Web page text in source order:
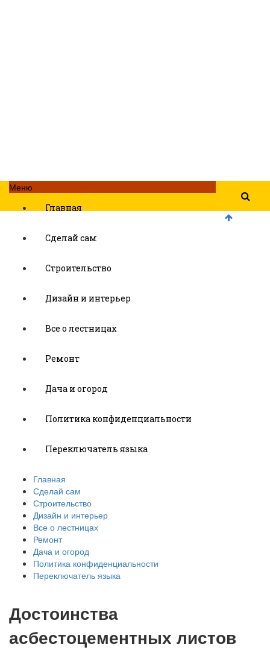
Меню
Главная
Сделай сам
Строительство
Дизайн и интерьер
Все о лестницах
Ремонт
Дача и огород
Политика конфиденциальности
Переключатель языка
Главная
Сделай сам
Строительство
Дизайн и интерьер
Все о лестницах
Ремонт
Дача и огород
Политика конфиденциальности
Переключатель языка
Достоинства
асбестоцементных листов